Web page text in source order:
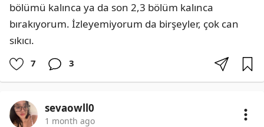
bölümü kalınca ya da son 2,3 bölüm kalınca
bırakıyorum. İzleyemiyorum da birşeyler, çok can
sıkıcı.
7 3
sevaowll0
1 month ago